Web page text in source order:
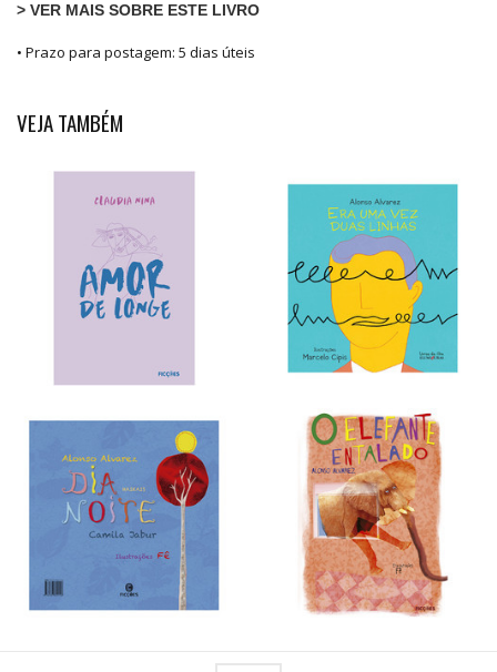
> VER MAIS SOBRE ESTE LIVRO
• Prazo para postagem: 5 dias úteis
VEJA TAMBÉM